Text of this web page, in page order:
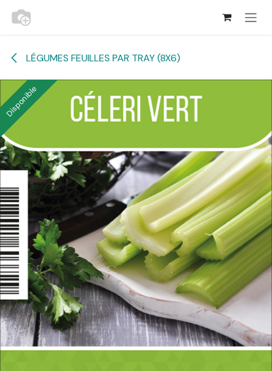
Se rendre au contenu
LÉGUMES FEUILLES PAR TRAY (8X6)
Disponible